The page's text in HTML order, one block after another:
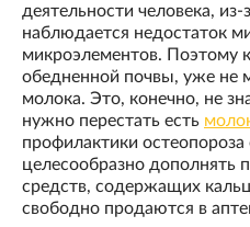
деятельности человека,
наблюдается недостаток
микроэлементов. Поэтому
обедненной почвы, уже не
молока. Это, конечно, не
нужно перестать есть
профилактики
целесообразно дополнять
средств, содержащих
свободно продаются в